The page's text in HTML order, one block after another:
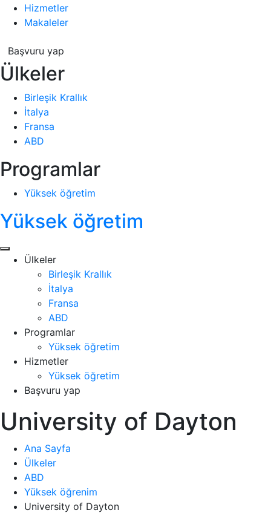
Hizmetler
Makaleler
Başvuru yap
Ülkeler
Birleşik Krallık
İtalya
Fransa
ABD
Programlar
Yüksek öğretim
Yüksek öğretim
Ülkeler
Birleşik Krallık
İtalya
Fransa
ABD
Programlar
Yüksek öğretim
Hizmetler
Yüksek öğretim
Başvuru yap
University of Dayton
Ana Sayfa
Ülkeler
ABD
Yüksek öğrenim
University of Dayton